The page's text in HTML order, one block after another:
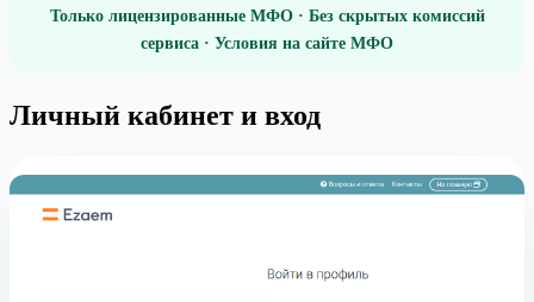
Только лицензированные МФО · Без скрытых комиссий
сервиса · Условия на сайте МФО
Личный кабинет и вход